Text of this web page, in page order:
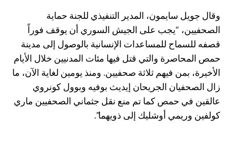
وقال جويل سايمون، المدير التنفيذي للجنة حماية
الصحفيين، “يجب على الجيش السوري أن يوقف فوراً
قصفه للسماح للمساعدات الإنسانية بالوصول إلى مدينة
حمص المحاصرة والتي قتل فيها مئات المدنيين خلال الأيام
الأخيرة، بمن فيهم ثلاثة صحفيين. ومنذ يومين لغاية الآن، ما
زال الصحفيان الجريحان إيديث بوفيه وبوول كونروي
عالقين في حمص كما تم منع نقل جثماني الصحفيين ماري
كولفين وريمي أوشليك إلى ذويهما”.